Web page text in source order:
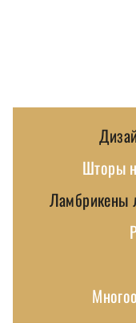
Шторы
Ламбрикены